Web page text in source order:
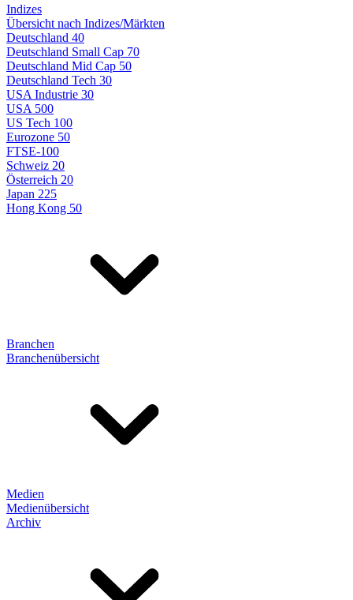
Indizes
Übersicht nach Indizes/Märkten
Deutschland 40
Deutschland Small Cap 70
Deutschland Mid Cap 50
Deutschland Tech 30
USA Industrie 30
USA 500
US Tech 100
Eurozone 50
FTSE-100
Schweiz 20
Österreich 20
Japan 225
Hong Kong 50
Branchen
Branchenübersicht
Medien
Medienübersicht
Archiv